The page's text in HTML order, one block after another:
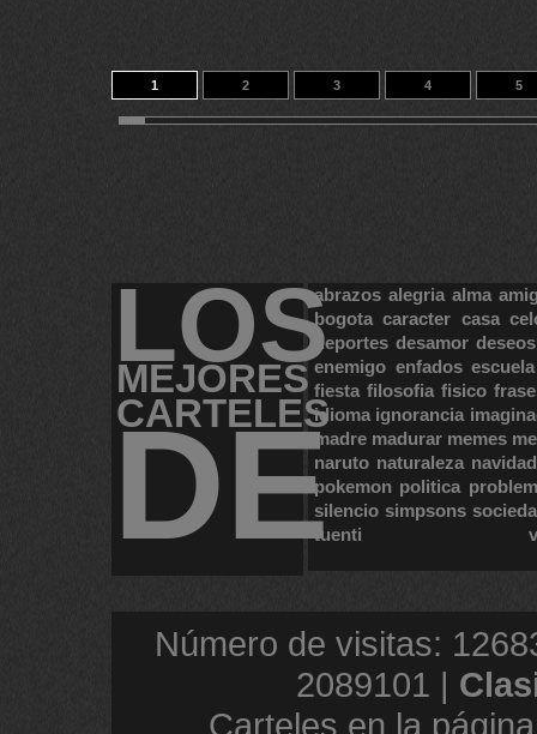
1 2 3 4 5
11 12 13 14 99
LOS
MEJORES
CARTELES
DE
abrazos alegria alma
bogota caracter casa
deportes desamor deseos
enemigo enfados escuela
fiesta filosofia fisico
idioma ignorancia
madre madurar memes
naruto naturaleza navidad
pokemon politica
silencio simpsons
tuenti
Número de visitas:
2089101 |
Carteles en la